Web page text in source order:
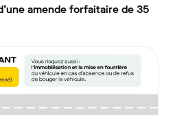
amende forfaitaire de 35